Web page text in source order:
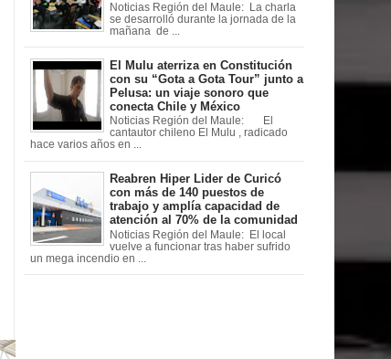
Noticias Región del Maule: La charla
se desarrolló durante la jornada de la
mañana de ...
El Mulu aterriza en Constitución
con su “Gota a Gota Tour” junto a
Pelusa: un viaje sonoro que
conecta Chile y México
Noticias Región del Maule: El
cantautor chileno El Mulu , radicado
hace varios años en ...
Reabren Hiper Lider de Curicó
con más de 140 puestos de
trabajo y amplía capacidad de
atención al 70% de la comunidad
Noticias Región del Maule: El local
vuelve a funcionar tras haber sufrido
un mega incendio en ...